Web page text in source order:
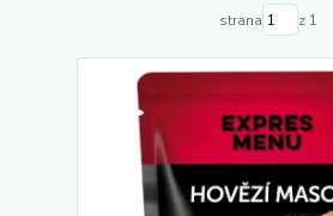
strana z 1